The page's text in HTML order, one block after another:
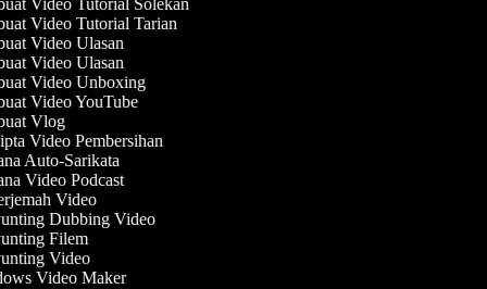
Video Tutorial Solekan
Video Tutorial Tarian
Video Ulasan
Video Ulasan
Video Unboxing
Video YouTube
Vlog
Video Pembersihan
Auto-Sarikata
Video Podcast
Video
Dubbing Video
Filem
Video
Video Maker